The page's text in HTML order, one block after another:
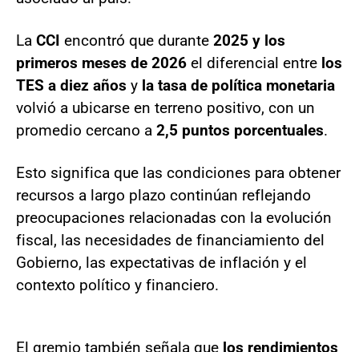
La CCI encontró que durante 2025 y los
primeros meses de 2026 el diferencial entre los
TES a diez años y la tasa de política monetaria
volvió a ubicarse en terreno positivo, con un
promedio cercano a 2,5 puntos porcentuales.
Esto significa que las condiciones para obtener
recursos a largo plazo continúan reflejando
preocupaciones relacionadas con la evolución
fiscal, las necesidades de financiamiento del
Gobierno, las expectativas de inflación y el
contexto político y financiero.
El gremio también señala que los rendimientos